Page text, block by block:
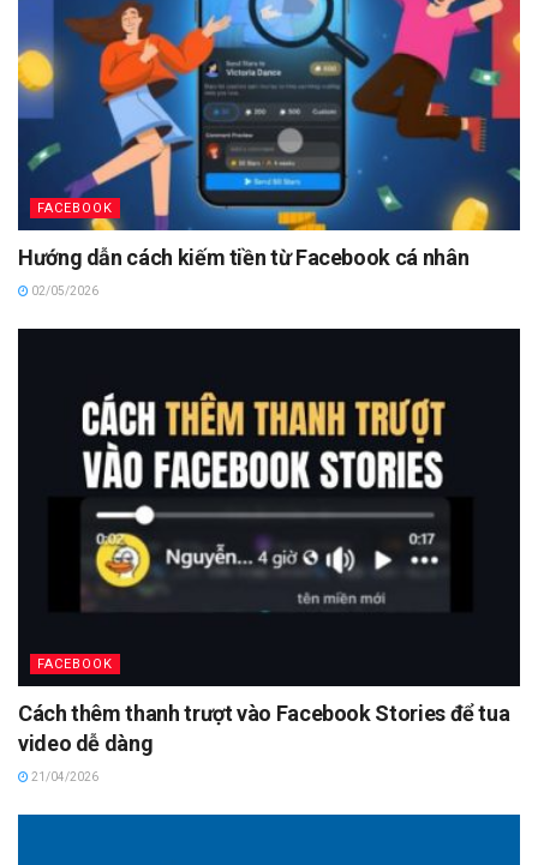
FACEBOOK
Hướng dẫn cách kiếm tiền từ Facebook cá nhân
02/05/2026
FACEBOOK
Cách thêm thanh trượt vào Facebook Stories để tua
video dễ dàng
21/04/2026